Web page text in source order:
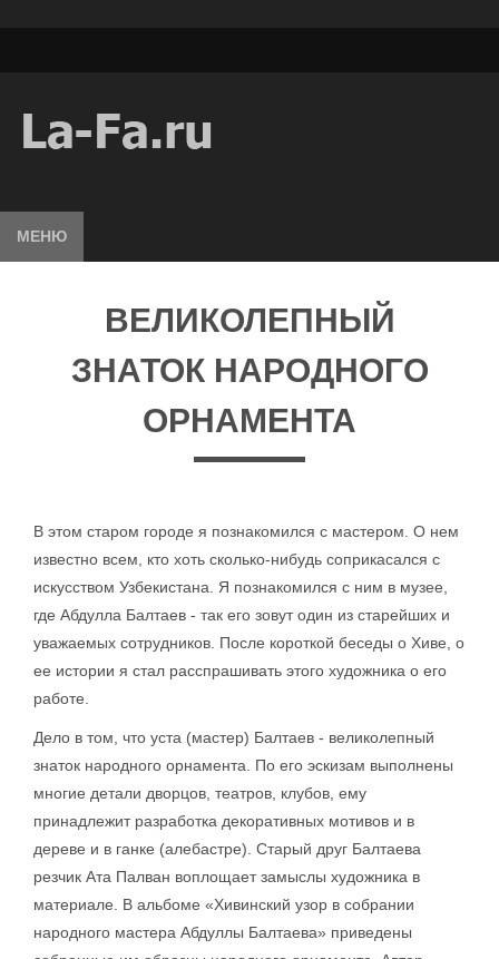
МЕНЮ
ВЕЛИКОЛЕПНЫЙ
ЗНАТОК НАРОДНОГО
ОРНАМЕНТА
В этом старом городе я познакомился с мастером. О нем
известно всем, кто хоть сколько-нибудь соприкасался с
искусством Узбекистана. Я познакомился с ним в музее,
где Абдулла Балтаев - так его зовут один из старейших и
уважаемых сотрудников. После короткой беседы о Хиве, о
ее истории я стал расспрашивать этого художника о его
работе.
Дело в том, что уста (мастер) Балтаев - великолепный
знаток народного орнамента. По его эскизам выполнены
многие детали дворцов, театров, клубов, ему
принадлежит разработка декоративных мотивов и в
дереве и в ганке (алебастре). Старый друг Балтаева
резчик Ата Палван воплощает замыслы художника в
материале. В альбоме «Хивинский узор в собрании
народного мастера Абдуллы Балтаева» приведены